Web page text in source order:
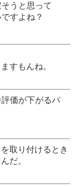
うと思って
すよね？
すもんね。
価が下がるパ
取り付けるとき
だ。